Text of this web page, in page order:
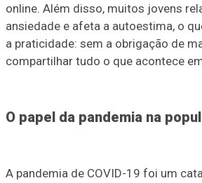
online. Além disso, muitos jovens
ansiedade e afeta a autoestima, o
a praticidade: sem a obrigação de
compartilhar tudo o que acontece
O papel da pandemia na
A pandemia de COVID-19 foi um